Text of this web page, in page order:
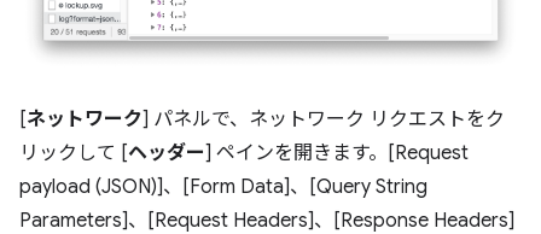
[ネットワーク] パネルで、ネットワーク リクエストをク
リックして [ヘッダー] ペインを開きます。[Request
payload (JSON)]、[Form Data]、[Query String
Parameters]、[Request Headers]、[Response Headers]